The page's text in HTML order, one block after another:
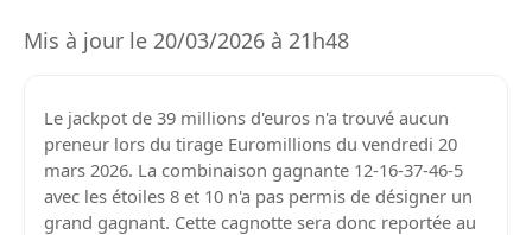
Mis à jour le 20/03/2026 à 21h48
Le jackpot de 39 millions d'euros n'a trouvé aucun
preneur lors du tirage Euromillions du vendredi 20
mars 2026. La combinaison gagnante 12-16-37-46-5
avec les étoiles 8 et 10 n'a pas permis de désigner un
grand gagnant. Cette cagnotte sera donc reportée au